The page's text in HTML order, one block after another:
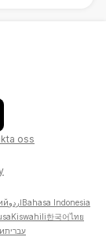
oss
اردوBahasa Indonesia
Kiswahili한국어ไทย
עברית